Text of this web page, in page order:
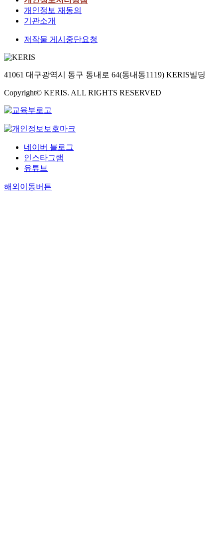
개인정보 재동의
기관소개
저작물 게시중단요청
41061 대구광역시 동구 동내로 64(동내동1119) KERIS빌딩
Copyright© KERIS. ALL RIGHTS RESERVED
네이버 블로그
인스타그램
유튜브
해외이동버튼